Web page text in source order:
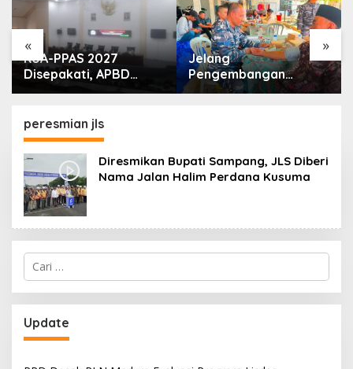
« »
KUA-PPAS 2027
Disepakati, APBD
Sampang Defisit Rp
Jelang
Pengembangan
Lapangan Hidayah,
peresmian jls
Diresmikan Bupati Sampang, JLS Diberi
Nama Jalan Halim Perdana Kusuma
Cari
untuk:
Update